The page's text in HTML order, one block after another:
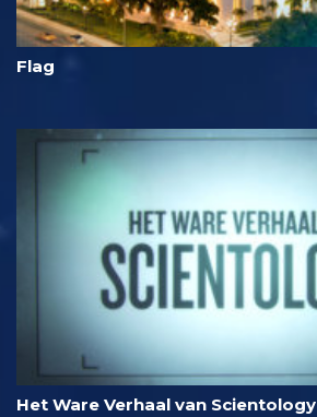
Flag
Het Ware Verhaal van Scientology